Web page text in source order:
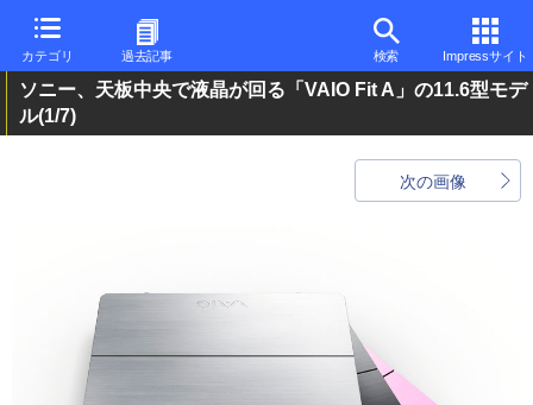
カテゴリ 過去記事 検索 Impressサイト
ソニー、天板中央で液晶が回る「VAIO Fit A」の11.6型モデ
ル(1/7)
次の画像